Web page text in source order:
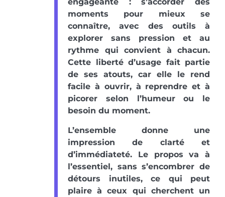
moments pour mieux se
connaître, avec des outils à
explorer sans pression et au
rythme qui convient à chacun.
Cette liberté d’usage fait partie
de ses atouts, car elle le rend
facile à ouvrir, à reprendre et à
picorer selon l’humeur ou le
besoin du moment.
L’ensemble donne une
impression de clarté et
d’immédiateté. Le propos va à
l’essentiel, sans s’encombrer de
détours inutiles, ce qui peut
plaire à ceux qui cherchent un